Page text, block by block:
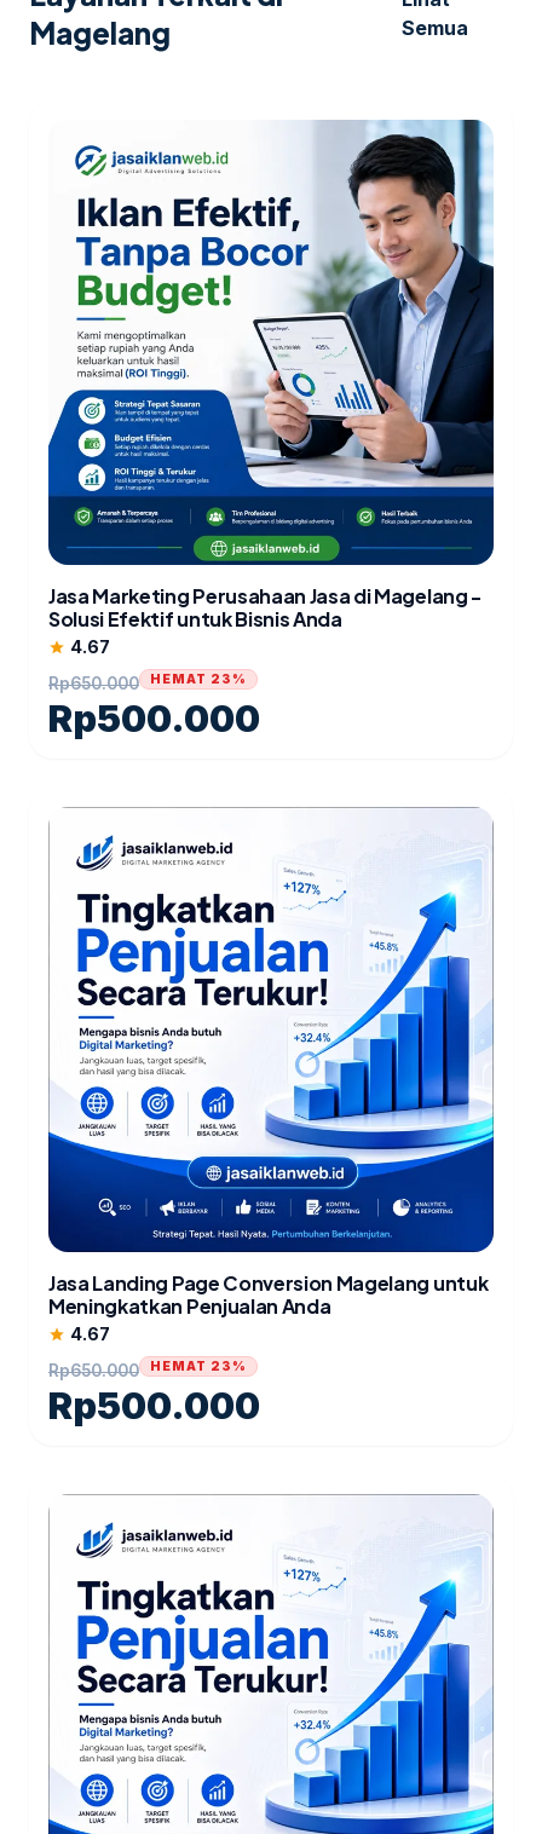
Magelang
Semua
Jasa Marketing Perusahaan Jasa di Magelang -
Solusi Efektif untuk Bisnis Anda
star 4.67
Rp650.000
Rp500.000
HEMAT 23%
Jasa Landing Page Conversion Magelang untuk
Meningkatkan Penjualan Anda
star 4.67
Rp650.000
Rp500.000
HEMAT 23%